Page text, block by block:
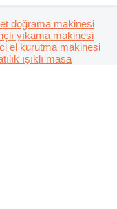
et doğrama makinesi
yıkama makinesi
el kurutma makinesi
ışıklı masa